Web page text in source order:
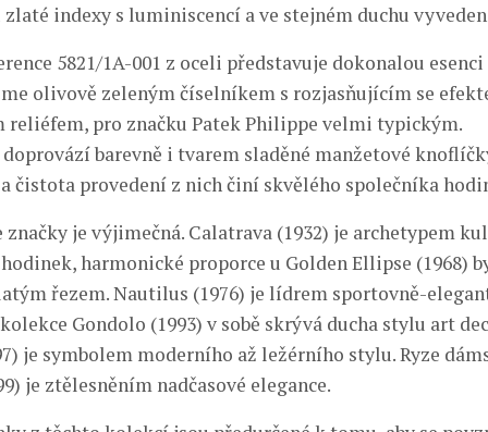
indexy s luminiscencí a ve stejném duchu
5821/1A-001 z oceli představuje dokonalou
olivově zeleným číselníkem s rozjasňujícím se
pro značku Patek Philippe velmi typickým.
barevně i tvarem sladěné manžetové
čistota provedení z nich činí skvělého společníka
značky je výjimečná. Calatrava (1932) je archetypem
harmonické proporce u Golden Ellipse (1968)
řezem. Nautilus (1976) je lídrem sportovně-
Gondolo (1993) v sobě skrývá ducha stylu art
je symbolem moderního až ležérního stylu. Ryze
je ztělesněním nadčasové elegance.